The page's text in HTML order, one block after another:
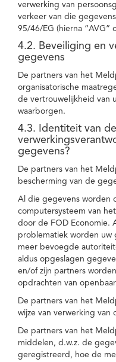
verwerking van
verkeer van die
95/46/EG (hierna “AVG”
4.2. Beveiliging en
gegevens
De partners van het
organisatorische
de vertrouwelijkheid van
waarborgen.
4.3. Identiteit van de
gegevens?
De partners van het
bescherming van de
Al die gegevens worden
computersysteem van
door de FOD Economie.
problematiek worden uw
meer bevoegde
aldus opgeslagen
en/of zijn partners
opdrachten van
De partners van het
wijze van verwerking van
De partners van het
middelen, d.w.z. de
geregistreerd, hoe de